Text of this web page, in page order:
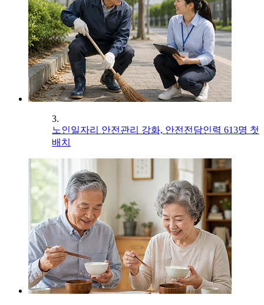
3.
노인일자리 안전관리 강화, 안전전담인력 613명 첫
배치